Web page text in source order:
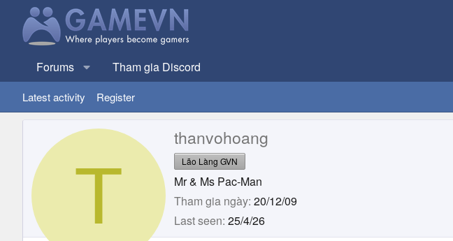
Forums Tham gia Discord
Latest activity Register
T
thanvohoang
Lão Làng GVN
Mr & Ms Pac-Man
Tham gia ngày 20/12/09
Last seen 25/4/26